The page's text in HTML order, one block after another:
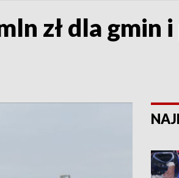
zł dla gmin